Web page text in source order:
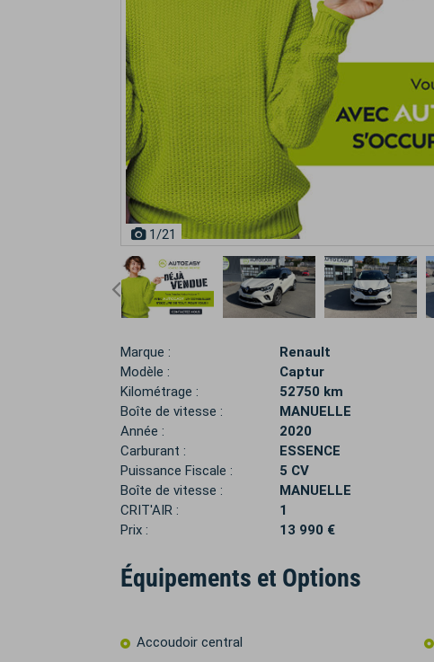
1/21
Marque :
Renault
Modèle :
Captur
Kilométrage :
52750 km
Boîte de vitesse :
MANUELLE
Année :
2020
Carburant :
ESSENCE
Puissance Fiscale :
5 CV
Boîte de vitesse :
MANUELLE
CRIT'AIR :
1
Prix :
13 990 €
Équipements et Options
Accoudoir central